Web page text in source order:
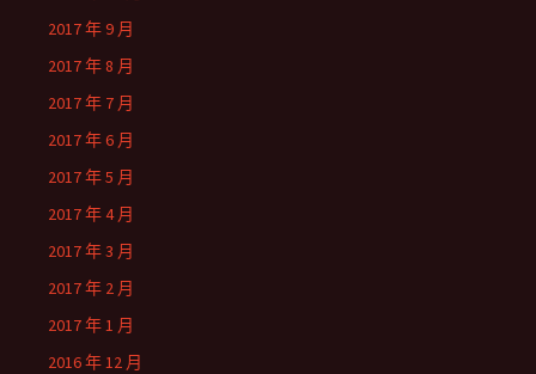
2017 年 9 月
2017 年 8 月
2017 年 7 月
2017 年 6 月
2017 年 5 月
2017 年 4 月
2017 年 3 月
2017 年 2 月
2017 年 1 月
2016 年 12 月